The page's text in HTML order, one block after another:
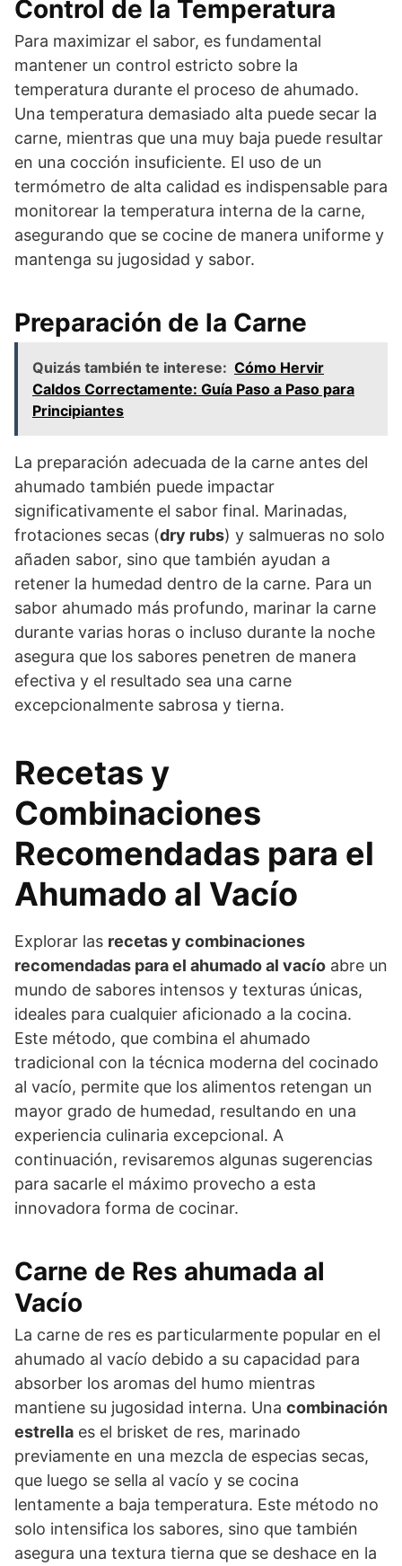
Control de la Temperatura
Para maximizar el sabor, es fundamental
mantener un control estricto sobre la
temperatura durante el proceso de ahumado.
Una temperatura demasiado alta puede secar la
carne, mientras que una muy baja puede resultar
en una cocción insuficiente. El uso de un
termómetro de alta calidad es indispensable para
monitorear la temperatura interna de la carne,
asegurando que se cocine de manera uniforme y
mantenga su jugosidad y sabor.
Preparación de la Carne
Quizás también te interese: Cómo Hervir
Caldos Correctamente: Guía Paso a Paso para
Principiantes
La preparación adecuada de la carne antes del
ahumado también puede impactar
significativamente el sabor final. Marinadas,
frotaciones secas (dry rubs) y salmueras no solo
añaden sabor, sino que también ayudan a
retener la humedad dentro de la carne. Para un
sabor ahumado más profundo, marinar la carne
durante varias horas o incluso durante la noche
asegura que los sabores penetren de manera
efectiva y el resultado sea una carne
excepcionalmente sabrosa y tierna.
Recetas y
Combinaciones
Recomendadas para el
Ahumado al Vacío
Explorar las recetas y combinaciones
recomendadas para el ahumado al vacío abre un
mundo de sabores intensos y texturas únicas,
ideales para cualquier aficionado a la cocina.
Este método, que combina el ahumado
tradicional con la técnica moderna del cocinado
al vacío, permite que los alimentos retengan un
mayor grado de humedad, resultando en una
experiencia culinaria excepcional. A
continuación, revisaremos algunas sugerencias
para sacarle el máximo provecho a esta
innovadora forma de cocinar.
Carne de Res ahumada al
Vacío
La carne de res es particularmente popular en el
ahumado al vacío debido a su capacidad para
absorber los aromas del humo mientras
mantiene su jugosidad interna. Una combinación
estrella es el brisket de res, marinado
previamente en una mezcla de especias secas,
que luego se sella al vacío y se cocina
lentamente a baja temperatura. Este método no
solo intensifica los sabores, sino que también
asegura una textura tierna que se deshace en la